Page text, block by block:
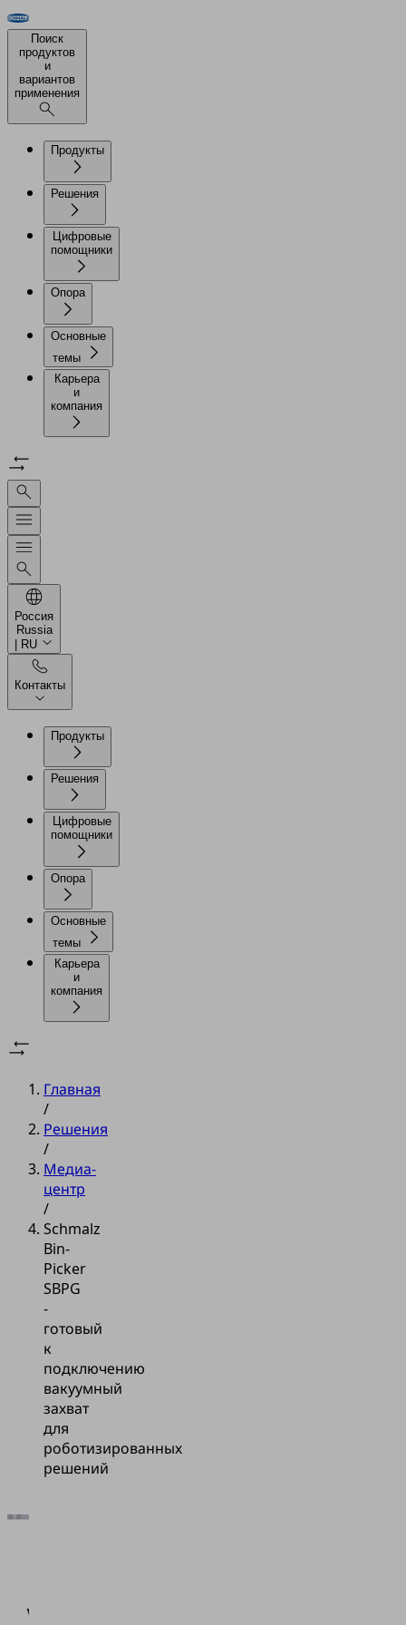
Поиск
продуктов
и
вариантов
применения
Продукты
Решения
Цифровые
помощники
Опора
Основные
темы
Карьера
и
компания
Россия
Russia
| RU
Контакты
Продукты
Решения
Цифровые
помощники
Опора
Основные
темы
Карьера
и
компания
Главная
/
Решения
/
Медиа-
центр
/
Schmalz
Bin-
Picker
SBPG
-
готовый
к
подключению
вакуумный
захват
для
роботизированных
решений
Vimeo нам